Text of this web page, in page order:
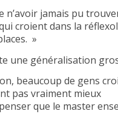
n’avoir jamais pu
croient dans la
»
une généralisation
beaucoup de gens
pas vraiment mieux
que le master